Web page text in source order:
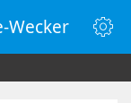
Wecker